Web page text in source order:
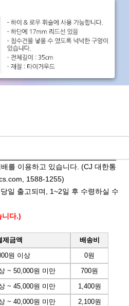
를 이용하고 있습니다. (CJ 대한통
, 1588-1255)
일 출고되며, 1~2일 후 수령하실 수
니다.)
제금액
배송비
원 이상
0원
~ 50,000원 미만
700원
~ 45,000원 미만
1,400원
~ 40,000원 미만
2,100원